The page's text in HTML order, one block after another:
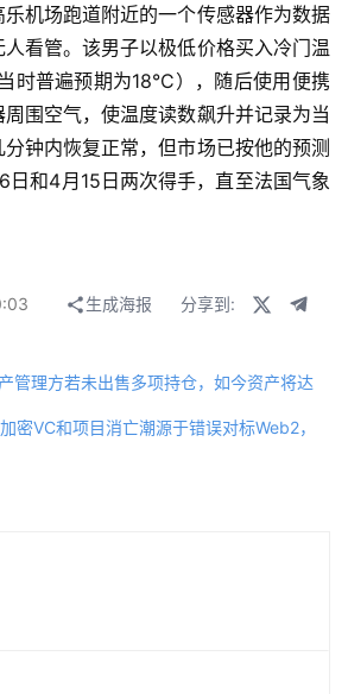
机场跑道附近的一个传感器作为数据
看管。该男子以极低价格买入冷门温
时普遍预期为18°C），随后使用便携
围空气，使温度读数飙升并记录为当
钟内恢复正常，但市场已按他的预测
日和4月15日两次得手，直至法国气象
生成海报 分享到:
管理方若未出售多项持仓，如今资产将达
密VC和项目消亡潮源于错误对标Web2，